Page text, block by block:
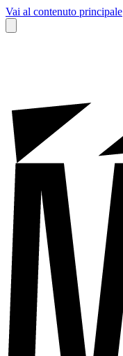
Vai al contenuto principale